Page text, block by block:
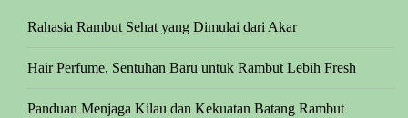
Rahasia Rambut Sehat yang Dimulai dari Akar
Hair Perfume, Sentuhan Baru untuk Rambut Lebih Fresh
Panduan Menjaga Kilau dan Kekuatan Batang Rambut